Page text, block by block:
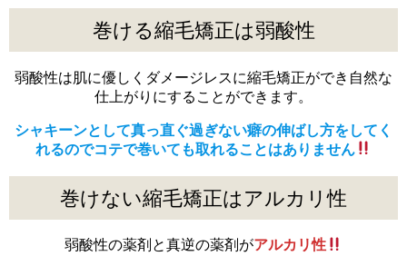
巻ける縮毛矯正は弱酸性
弱酸性は肌に優しくダメージレスに縮毛矯正ができ自然な
仕上がりにすることができます。
シャキーンとして真っ直ぐ過ぎない癖の伸ばし方をしてく
れるのでコテで巻いても取れることはありません
巻けない縮毛矯正はアルカリ性
弱酸性の薬剤と真逆の薬剤がアルカリ性